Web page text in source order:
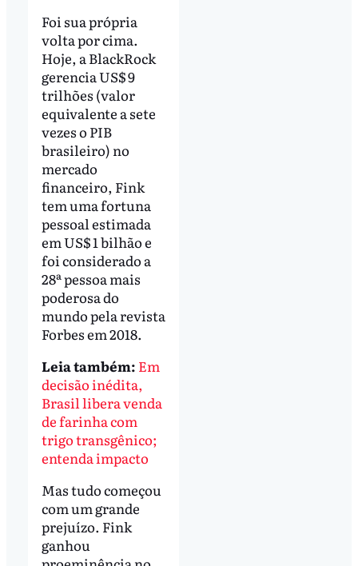
Foi sua própria
volta por cima.
Hoje, a BlackRock
gerencia US$ 9
trilhões (valor
equivalente a sete
vezes o PIB
brasileiro) no
mercado
financeiro, Fink
tem uma fortuna
pessoal estimada
em US$ 1 bilhão e
foi considerado a
28ª pessoa mais
poderosa do
mundo pela revista
Forbes em 2018.
Leia também: Em
decisão inédita,
Brasil libera venda
de farinha com
trigo transgênico;
entenda impacto
Mas tudo começou
com um grande
prejuízo. Fink
ganhou